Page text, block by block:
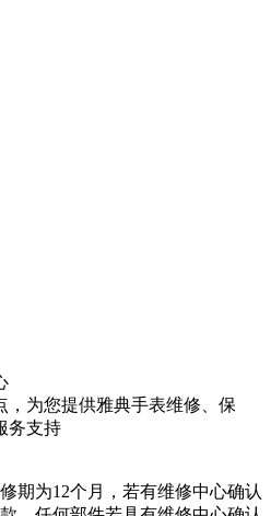
，为您提供雅典手表维修、保
务支持
期为12个月，若有维修中心确认